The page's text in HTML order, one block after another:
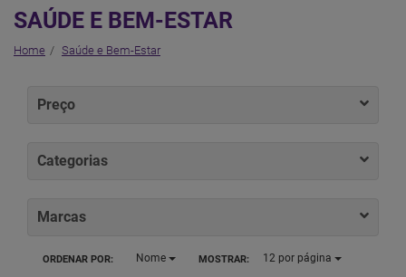
SAÚDE E BEM-ESTAR
Home Saúde e Bem-Estar
Preço
Categorias
Marcas
ORDENAR POR: Nome MOSTRAR: 12por página